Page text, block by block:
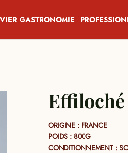
GASTRONOMIE
ORIGINE : FRANCE
POIDS : 800G
CONDITIONNEMENT :